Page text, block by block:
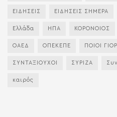
ΕΙΔΗΣΕΙΣ ΕΙΔΗΣΕΙΣ ΣΗΜΕΡΑ
Ελλάδα ΗΠΑ ΚΟΡΟΝΟΙΟΣ
ΟΑΕΔ ΟΠΕΚΕΠΕ ΠΟΙΟΙ
ΣΥΝΤΑΞΙΟΥΧΟΙ ΣΥΡΙΖΑ
καιρός